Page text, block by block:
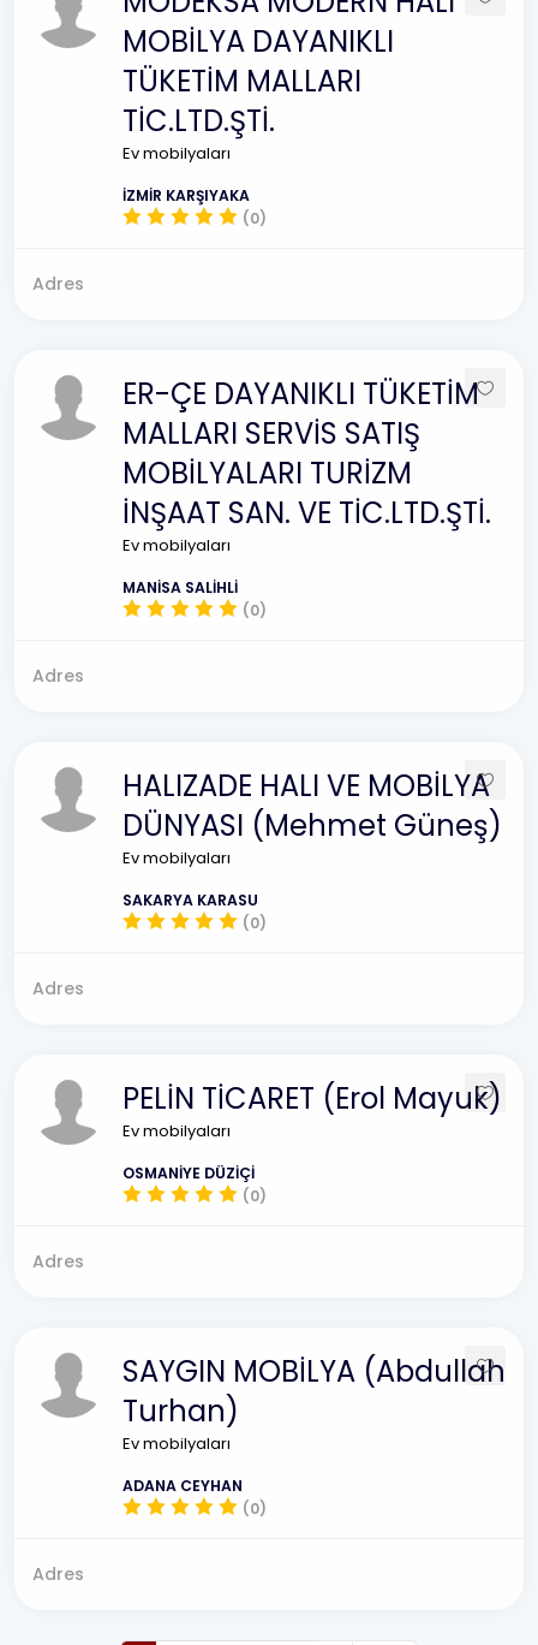
MOBİLYA DAYANIKLI
TÜKETİM MALLARI
TİC.LTD.ŞTİ.
Ev mobilyaları
İZMİR KARŞIYAKA
(0)
Adres
ER-ÇE DAYANIKLI TÜKETİM
MALLARI SERVİS SATIŞ
MOBİLYALARI TURİZM
İNŞAAT SAN. VE TİC.LTD.ŞTİ.
Ev mobilyaları
MANİSA SALİHLİ
(0)
Adres
HALIZADE HALI VE MOBİLYA
DÜNYASI (Mehmet Güneş)
Ev mobilyaları
SAKARYA KARASU
(0)
Adres
PELİN TİCARET (Erol Mayuk)
Ev mobilyaları
OSMANİYE DÜZİÇİ
(0)
Adres
SAYGIN MOBİLYA (Abdullah
Turhan)
Ev mobilyaları
ADANA CEYHAN
(0)
Adres